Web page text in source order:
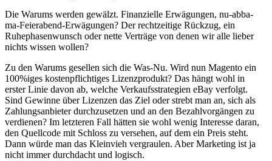
Die Warums werden gewälzt. Finanzielle Erwägungen, nu-abba-
ma-Feierabend-Erwägungen? Der rechtzeitige Rückzug, ein
Ruhephasenwunsch oder nette Verträge von denen wir alle lieber
nichts wissen wollen?
Zu den Warums gesellen sich die Was-Nu. Wird nun Magento ein
100%iges kostenpflichtiges Lizenzprodukt? Das hängt wohl in
erster Linie davon ab, welche Verkaufsstrategien eBay verfolgt.
Sind Gewinne über Lizenzen das Ziel oder strebt man an, sich als
Zahlungsanbieter durchzusetzen und an den Bezahlvorgängen zu
verdienen? Im letzteren Fall hätten sie wohl wenig Interesse daran,
den Quellcode mit Schloss zu versehen, auf dem ein Preis steht.
Dann würde man das Kleinvieh vergraulen. Aber Marketing ist ja
nicht immer durchdacht und logisch.